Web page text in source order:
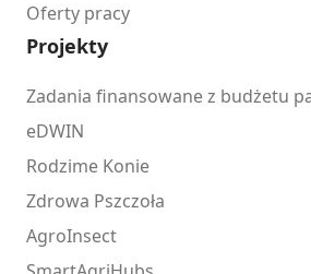
Oferty pracy
Projekty
Zadania finansowane z budżetu
eDWIN
Rodzime Konie
Zdrowa Pszczoła
AgroInsect